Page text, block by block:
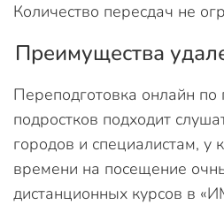
Количество пересдач не
Преимущества
Переподготовка онлайн по
подростков подходит
городов и специалистам, у
времени на посещение
дистанционных курсов в